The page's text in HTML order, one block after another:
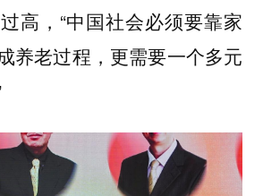
高，“中国社会必须要靠家
养老过程，更需要一个多元